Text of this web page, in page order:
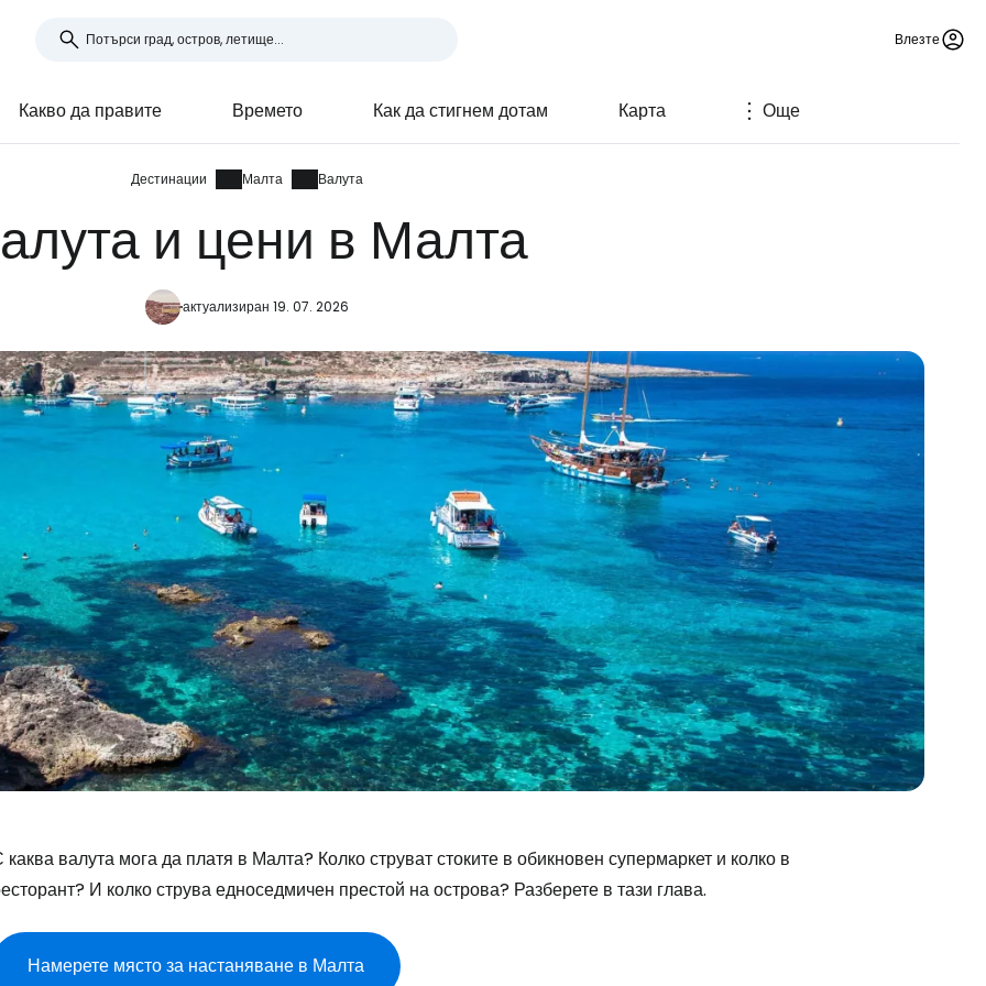
Влезте
Какво да правите Времето Как да стигнем дотам Карта Още
Дестинации Малта Валута
и цени в Малта
актуализиран 19. 07. 2026
каква валута мога да платя в Малта? Колко струват стоките в обикновен супермаркет и колко в
И колко струва едноседмичен престой на острова? Разберете в тази глава.
Намерете място за настаняване в Малта